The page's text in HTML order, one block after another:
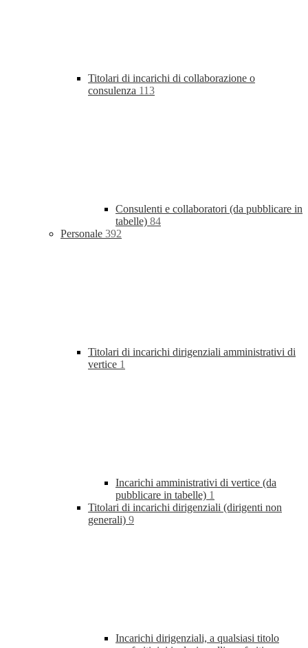
Titolari di incarichi di collaborazione o
consulenza 113
Consulenti e collaboratori (da pubblicare in
tabelle) 84
Personale 392
Titolari di incarichi dirigenziali amministrativi di
vertice 1
Incarichi amministrativi di vertice (da
pubblicare in tabelle) 1
Titolari di incarichi dirigenziali (dirigenti non
generali) 9
Incarichi dirigenziali, a qualsiasi titolo